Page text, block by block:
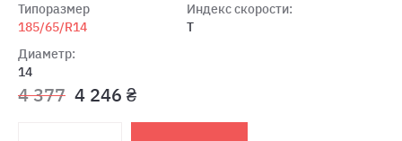
Типоразмер
185/65/R14
Диаметр:
14
Индекс скорости:
T
4 377 4 246 ₴